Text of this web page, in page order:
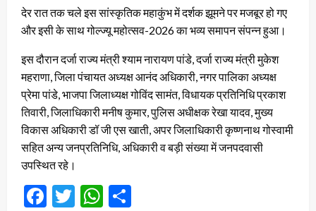
देर रात तक चले इस सांस्कृतिक महाकुंभ में दर्शक झूमने पर मजबूर हो गए
और इसी के साथ गोल्ज्यू महोत्सव-2026 का भव्य समापन संपन्न हुआ।
इस दौरान दर्जा राज्य मंत्री श्याम नारायण पांडे, दर्जा राज्य मंत्री मुकेश
महराणा, जिला पंचायत अध्यक्ष आनंद अधिकारी, नगर पालिका अध्यक्ष
प्रेमा पांडे, भाजपा जिलाध्यक्ष गोविंद सामंत, विधायक प्रतिनिधि प्रकाश
तिवारी, जिलाधिकारी मनीष कुमार, पुलिस अधीक्षक रेखा यादव, मुख्य
विकास अधिकारी डॉ जी एस खाती, अपर जिलाधिकारी कृष्णनाथ गोस्वामी
सहित अन्य जनप्रतिनिधि, अधिकारी व बड़ी संख्या में जनपदवासी
उपस्थित रहे।
Facebook
TwitterWhatsApp